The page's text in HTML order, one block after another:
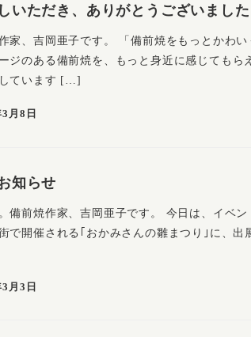
いただき、ありがとうございました
家、吉岡亜子です。 「備前焼をもっとかわ
ジのある備前焼を、もっと身近に感じてもら
ています […]
月8日
知らせ
備前焼作家、吉岡亜子です。 今日は、イベ
で開催される｢おかみさんの雛まつり｣に、
月3日